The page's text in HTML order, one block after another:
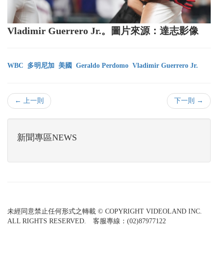
Vladimir Guerrero Jr.。圖片來源：達志影像
WBC 多明尼加 美國 Geraldo Perdomo Vladimir Guerrero Jr.
← 上一則 下一則 →
新聞專區NEWS
未經同意禁止任何形式之轉載 © COPYRIGHT VIDEOLAND INC.
ALL RIGHTS RESERVED. 客服專線：(02)87977122